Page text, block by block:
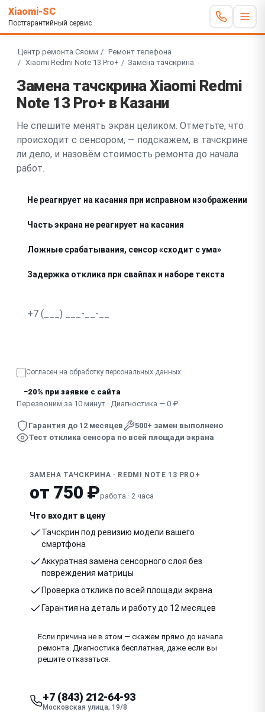
Xiaomi-SC
Постгарантийный сервис
Центр ремонта Сяоми
Ремонт телефона
Xiaomi Redmi Note 13 Pro+
Замена тачскрина
Замена тачскрина Xiaomi Redmi
Note 13 Pro+ в Казани
Не спешите менять экран целиком. Отметьте, что
происходит с сенсором, — подскажем, в тачскрине
ли дело, и назовём стоимость ремонта до начала
работ.
Не реагирует на касания при исправном изображении
Часть экрана не реагирует на касания
Ложные срабатывания, сенсор «сходит с ума»
Задержка отклика при свайпах и наборе текста
Согласен на обработку персональных данных
−20% при заявке с сайта
Перезвоним за 10 минут · Диагностика — 0 ₽
Гарантия до 12 месяцев
500+ замен выполнено
Тест отклика сенсора по всей площади экрана
ЗАМЕНА ТАЧСКРИНА · REDMI NOTE 13 PRO+
от 750 ₽работа · 2 часа
Что входит в цену
Тачскрин под ревизию модели вашего
смартфона
Аккуратная замена сенсорного слоя без
повреждения матрицы
Проверка отклика по всей площади экрана
Гарантия на деталь и работу до 12 месяцев
Если причина не в этом — скажем прямо до начала
ремонта. Диагностика бесплатная, даже если вы
решите отказаться.
+7 (843) 212-64-93
Московская улица, 19/8